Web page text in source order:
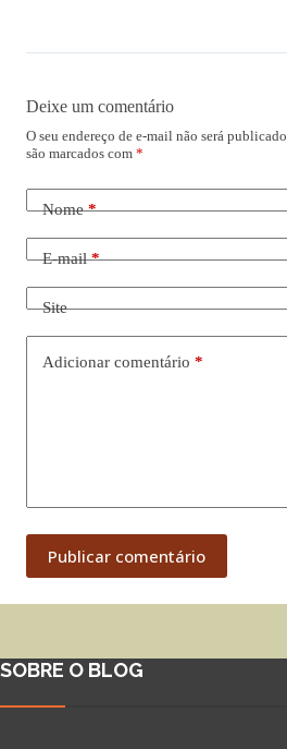
Deixe um comentário
O seu endereço de e-mail não será publicado.
são marcados com *
Nome*
E-mail*
Site
Adicionar comentário *
Publicar comentário
SOBRE O BLOG